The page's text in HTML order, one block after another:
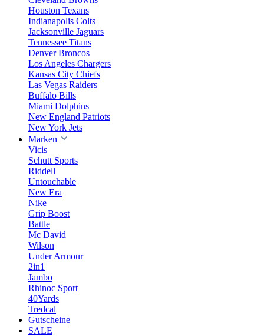
Houston Texans
Indianapolis Colts
Jacksonville Jaguars
Tennessee Titans
Denver Broncos
Los Angeles Chargers
Kansas City Chiefs
Las Vegas Raiders
Buffalo Bills
Miami Dolphins
New England Patriots
New York Jets
Marken
Vicis
Schutt Sports
Riddell
Untouchable
New Era
Nike
Grip Boost
Battle
Mc David
Wilson
Under Armour
2in1
Jambo
Rhinoc Sport
40Yards
Tredcal
Gutscheine
SALE